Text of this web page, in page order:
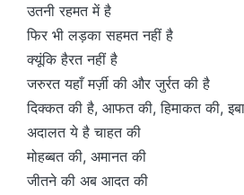
उतनी रहमत में है
फिर भी लड़का सहमत नहीं है
क्यूंकि हैरत नहीं है
जरुरत यहाँ मर्ज़ी की और जुर्रत की है
दिक्कत की है, आफत की, हिमाकत की,
अदालत ये है चाहत की
मोहब्बत की, अमानत की
जीतने की अब आदत की